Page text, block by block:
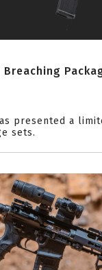
presented a
sets.